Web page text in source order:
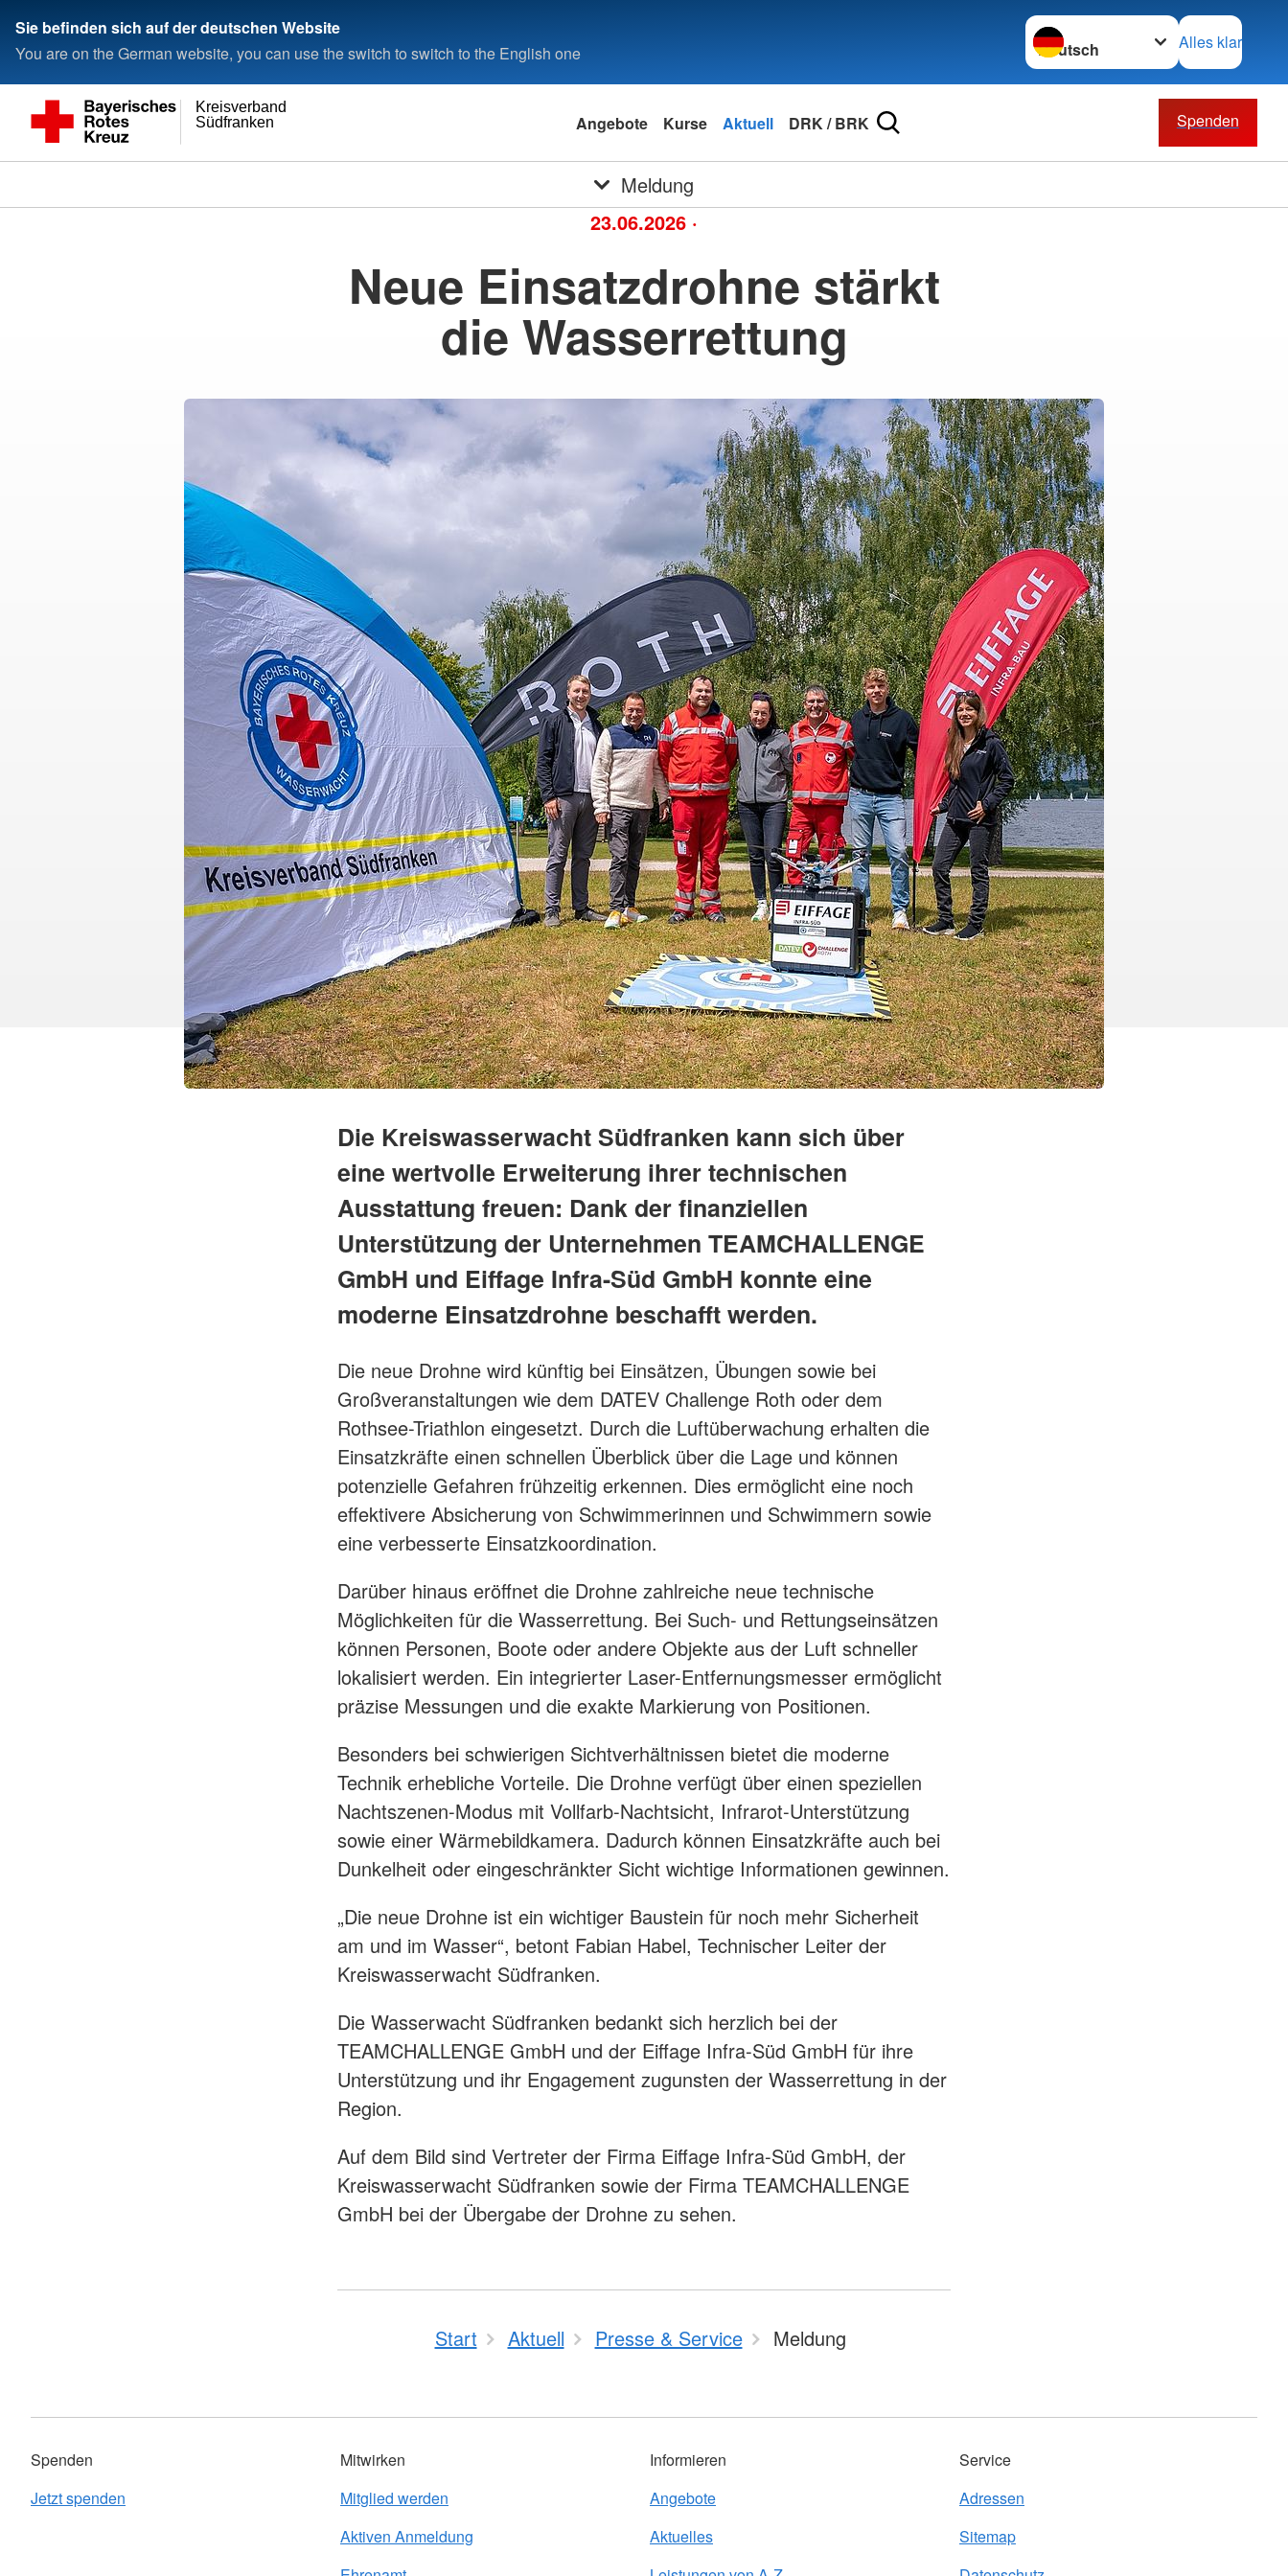
Sie befinden sich auf der deutschen Website
You are on the German website, you can use the switch to switch to the English one
Sprache wechseln zu
Alles klar
Südfranken
Kreisverband
Angebote Kurse Aktuell DRK / BRK Spenden
Meldung
23.06.2026 ·
Neue Einsatzdrohne stärkt
die Wasserrettung
Die Kreiswasserwacht Südfranken kann sich über
eine wertvolle Erweiterung ihrer technischen
Ausstattung freuen: Dank der finanziellen
Unterstützung der Unternehmen TEAMCHALLENGE
GmbH und Eiffage Infra-Süd GmbH konnte eine
moderne Einsatzdrohne beschafft werden.
Die neue Drohne wird künftig bei Einsätzen, Übungen sowie bei
Großveranstaltungen wie dem DATEV Challenge Roth oder dem
Rothsee-Triathlon eingesetzt. Durch die Luftüberwachung erhalten die
Einsatzkräfte einen schnellen Überblick über die Lage und können
potenzielle Gefahren frühzeitig erkennen. Dies ermöglicht eine noch
effektivere Absicherung von Schwimmerinnen und Schwimmern sowie
eine verbesserte Einsatzkoordination.
Darüber hinaus eröffnet die Drohne zahlreiche neue technische
Möglichkeiten für die Wasserrettung. Bei Such- und Rettungseinsätzen
können Personen, Boote oder andere Objekte aus der Luft schneller
lokalisiert werden. Ein integrierter Laser-Entfernungsmesser ermöglicht
präzise Messungen und die exakte Markierung von Positionen.
Besonders bei schwierigen Sichtverhältnissen bietet die moderne
Technik erhebliche Vorteile. Die Drohne verfügt über einen speziellen
Nachtszenen-Modus mit Vollfarb-Nachtsicht, Infrarot-Unterstützung
sowie einer Wärmebildkamera. Dadurch können Einsatzkräfte auch bei
Dunkelheit oder eingeschränkter Sicht wichtige Informationen gewinnen.
„Die neue Drohne ist ein wichtiger Baustein für noch mehr Sicherheit
am und im Wasser“, betont Fabian Habel, Technischer Leiter der
Kreiswasserwacht Südfranken.
Die Wasserwacht Südfranken bedankt sich herzlich bei der
TEAMCHALLENGE GmbH und der Eiffage Infra-Süd GmbH für ihre
Unterstützung und ihr Engagement zugunsten der Wasserrettung in der
Region.
Auf dem Bild sind Vertreter der Firma Eiffage Infra-Süd GmbH, der
Kreiswasserwacht Südfranken sowie der Firma TEAMCHALLENGE
GmbH bei der Übergabe der Drohne zu sehen.
Start Aktuell Presse & Service Meldung
Spenden
Jetzt spenden
Mitwirken
Mitglied werden
Aktiven Anmeldung
Informieren
Angebote
Aktuelles
Service
Adressen
Sitemap